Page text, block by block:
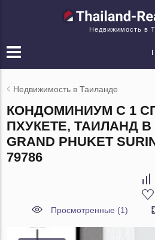
Недвижимость в
Недвижимость в Таиланде
КОНДОМИНИУМ С 1
ПХУКЕТЕ, ТАИЛАНД В
GRAND PHUKET
79786
Просмотренные (1)